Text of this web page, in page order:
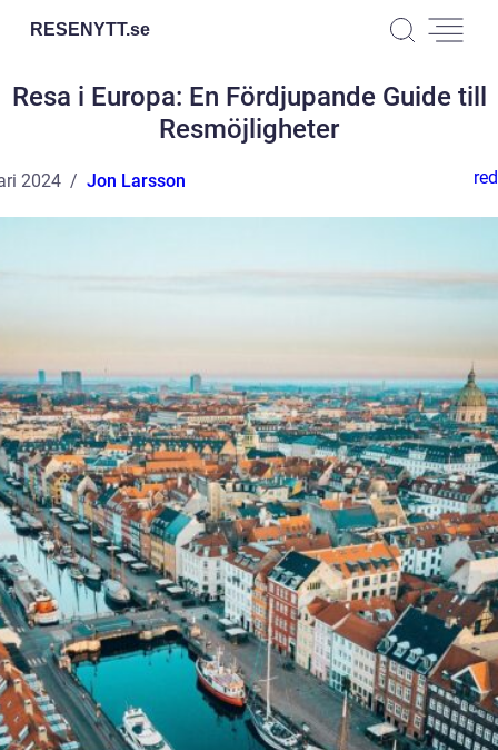
RESENYTT.se
Resa i Europa: En Fördjupande Guide till
Resmöjligheter
2024 Jon Larsson